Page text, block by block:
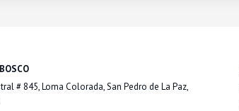
# 845, Loma Colorada, San Pedro de La Paz,